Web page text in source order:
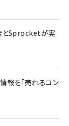
とSprocketが実
報を「売れるコン